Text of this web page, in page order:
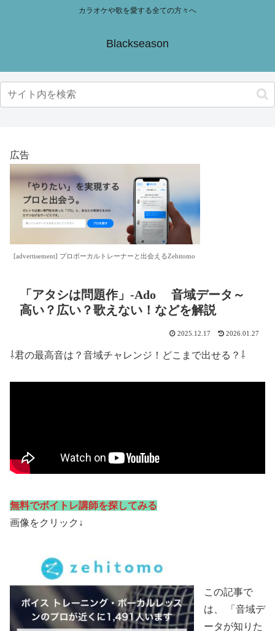
カラオケや歌を愛する全ての方々へ
Blackseason
広告
[advertisement] プロボーカルトレーナーと出会えるZehitomo
「アタシは問題作」-Ado 音域データ～
高い？広い？歌えない！などを解説
2025.12.17 2026.01.27
⇩君の最高音は？音域チャレンジ！どこまで出せる？⇩
無料でボイトレ講師を探してみる
画像をクリック↓
この記事で
は、 「音域デ
ータが知りた